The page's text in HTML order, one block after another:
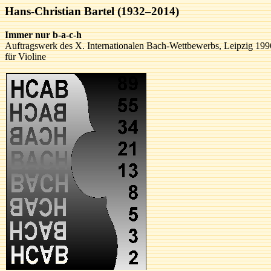
Hans-Christian Bartel (1932–2014)
Immer nur b-a-c-h
Auftragswerk des X. Internationalen Bach-Wettbewerbs, Leipzig
für Violine